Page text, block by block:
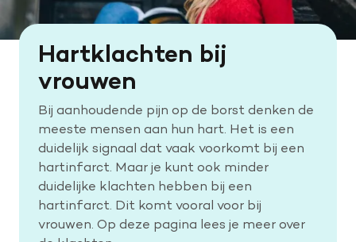
Oorzaken
Is jouw hart gezond?
Help mee met geld
Help mee met tijd
Leven met
Hartklachten bij
vrouwen
Bij aanhoudende pijn op de borst denken de
meeste mensen aan hun hart. Het is een
duidelijk signaal dat vaak voorkomt bij een
hartinfarct. Maar je kunt ook minder
duidelijke klachten hebben bij een
hartinfarct. Dit komt vooral voor bij
vrouwen. Op deze pagina lees je meer over